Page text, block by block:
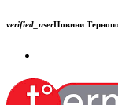
verified_userНовини